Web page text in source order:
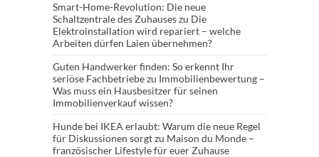
Smart-Home-Revolution: Die neue
Schaltzentrale des Zuhauseszu Die
Elektroinstallation wird repariert – welche
Arbeiten dürfen Laien übernehmen?
Guten Handwerker finden: So erkennt Ihr
seriöse Fachbetriebezu Immobilienbewertung –
Was muss ein Hausbesitzer für seinen
Immobilienverkauf wissen?
Hunde bei IKEA erlaubt: Warum die neue Regel
für Diskussionen sorgtzu Maison du Monde –
französischer Lifestyle für euer Zuhause